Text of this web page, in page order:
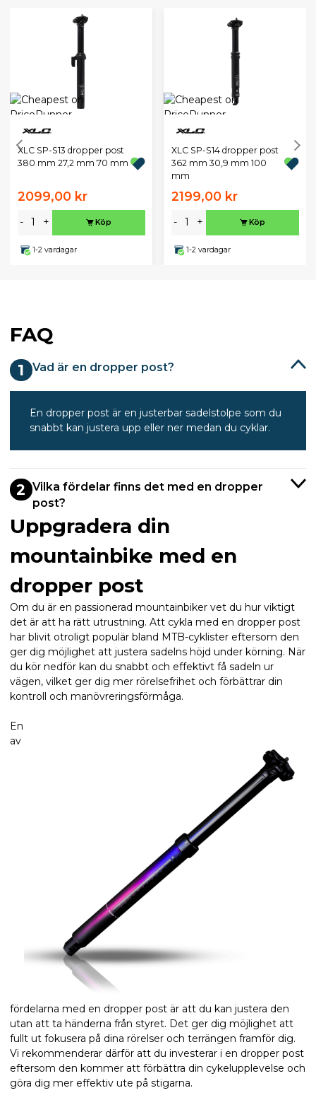
XLC SP-S13 dropper post
380 mm 27,2 mm 70 mm
2099,00 kr
- + Köp
1-2 vardagar
XLC SP-S14 dropper post
362 mm 30,9 mm 100
mm
2199,00 kr
- + Köp
1-2 vardagar
FAQ
1 Vad är en dropper post?
En dropper post är en justerbar sadelstolpe som du
snabbt kan justera upp eller ner medan du cyklar.
2 Vilka fördelar finns det med en dropper
post?
Uppgradera din
mountainbike med en
dropper post
Om du är en passionerad mountainbiker vet du hur viktigt
det är att ha rätt utrustning. Att cykla med en dropper post
har blivit otroligt populär bland MTB-cyklister eftersom den
ger dig möjlighet att justera sadelns höjd under körning. När
du kör nedför kan du snabbt och effektivt få sadeln ur
vägen, vilket ger dig mer rörelsefrihet och förbättrar din
kontroll och manövreringsförmåga.
En
av
fördelarna med en dropper post är att du kan justera den
utan att ta händerna från styret. Det ger dig möjlighet att
fullt ut fokusera på dina rörelser och terrängen framför dig.
Vi rekommenderar därför att du investerar i en dropper post
eftersom den kommer att förbättra din cykelupplevelse och
göra dig mer effektiv ute på stigarna.